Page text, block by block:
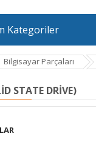
Kategoriler
Bilgisayar Parçaları
STATE DRIVE)